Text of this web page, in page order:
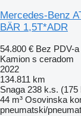
Mercedes-Benz
BÄR 1,5T*ADR
54.800 € Bez PDV-a
Kamion s ceradom
2022
134.811 km
Snaga 238 k.s. (175
44 m³ Osovinska
pneumatski/